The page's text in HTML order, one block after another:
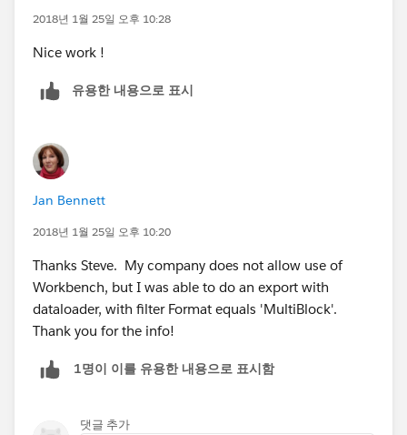
2018년 1월 25일 오후 10:28
Nice work !
유용한 내용으로 표시
Jan Bennett
2018년 1월 25일 오후 10:20
Thanks Steve. My company does not allow use of
Workbench, but I was able to do an export with
dataloader, with filter Format equals 'MultiBlock'.
Thank you for the info!
1명이 이를 유용한 내용으로 표시함
댓글 추가